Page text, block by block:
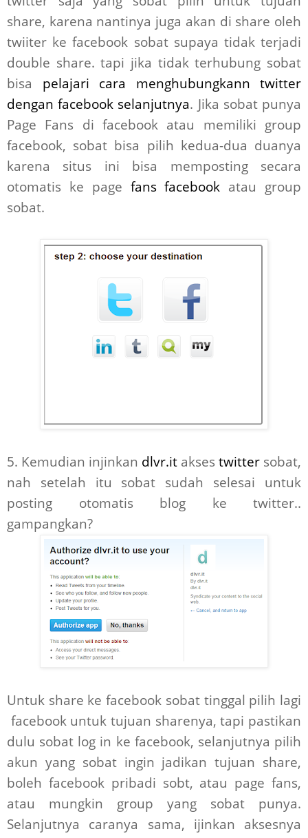
share, karena nantinya juga akan di share oleh
twiiter ke facebook sobat supaya tidak terjadi
double share. tapi jika tidak terhubung sobat
bisa
pelajari cara menghubungkann twitter
dengan facebook selanjutnya. Jika sobat punya
Page Fans di facebook atau memiliki group
facebook, sobat bisa pilih kedua-dua duanya
karena situs ini bisa memposting secara
otomatis ke page fans facebook atau group
sobat.
5. Kemudian injinkan dlvr.it akses twitter sobat,
nah setelah itu sobat sudah selesai untuk
posting otomatis blog ke twitter..
gampangkan?
Untuk share ke facebook sobat tinggal pilih lagi
facebook untuk tujuan sharenya, tapi pastikan
dulu sobat log in ke facebook, selanjutnya pilih
akun yang sobat ingin jadikan tujuan share,
boleh facebook pribadi sobt, atau page fans,
atau mungkin group yang sobat punya.
Selanjutnya caranya sama, ijinkan aksesnya